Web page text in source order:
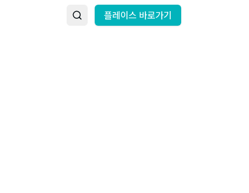
플레이스 바로가기